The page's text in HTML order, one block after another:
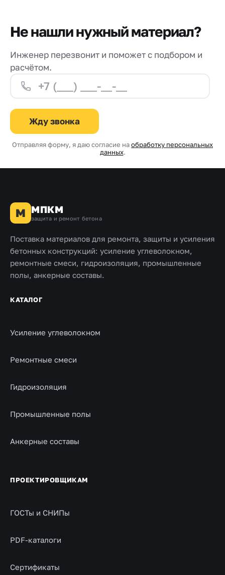
Не нашли нужный материал?
Инженер перезвонит и поможет с подбором и
расчётом.
Жду звонка
Отправляя форму, я даю согласие наобработку персональных
данных.
М МПКМ
защита и ремонт бетона
Поставка материалов для ремонта, защиты и усиления
бетонных конструкций: усиление углеволокном,
ремонтные смеси, гидроизоляция, промышленные
полы, анкерные составы.
КАТАЛОГ
Усиление углеволокном
Ремонтные смеси
Гидроизоляция
Промышленные полы
Анкерные составы
ПРОЕКТИРОВЩИКАМ
ГОСТы и СНИПы
PDF-каталоги
Сертификаты